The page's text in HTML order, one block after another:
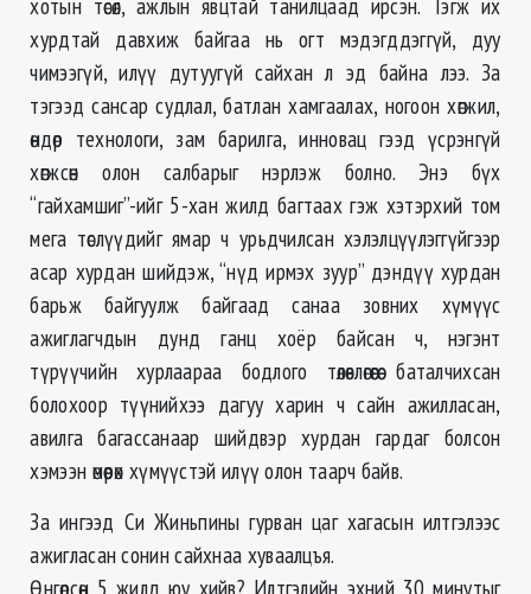
хурдтай давхиж байгаа нь огт мэдэгддэггүй, дуу
чимээгүй, илүү дутуугүй сайхан л эд байна лээ. За
тэгээд сансар судлал, батлан хамгаалах, ногоон хөгжил,
өндөр технологи, зам барилга, инновац гээд үсрэнгүй
хөгжсөн олон салбарыг нэрлэж болно. Энэ бүх
“гайхамшиг”-ийг 5-хан жилд багтаах гэж хэтэрхий том
мега төслүүдийг ямар ч урьдчилсан хэлэлцүүлэггүйгээр
асар хурдан шийдэж, “нүд ирмэх зуур” дэндүү хурдан
барьж байгуулж байгаад санаа зовних хүмүүс
ажиглагчдын дунд ганц хоёр байсан ч, нэгэнт
түрүүчийн хурлаараа бодлого төлөвлөгөөгөө баталчихсан
болохоор түүнийхээ дагуу харин ч сайн ажилласан,
авилга багассанаар шийдвэр хурдан гардаг болсон
хэмээн өмөөрөх хүмүүстэй илүү олон таарч байв.
За ингээд Си Жиньпины гурван цаг хагасын илтгэлээс
ажигласан сонин сайхнаа хуваалцъя.
Өнгөрсөн 5 жилд юу хийв? Илтгэлийн эхний 30 минутыг